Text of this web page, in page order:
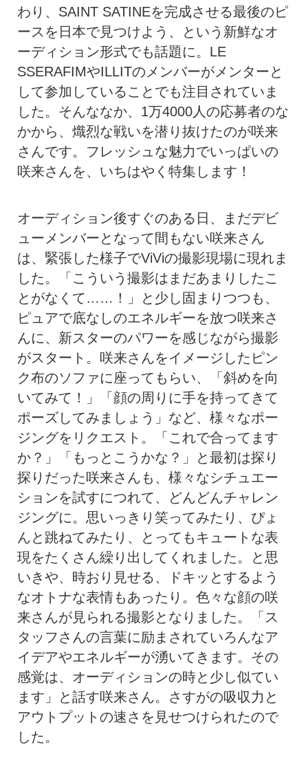
わり、SAINT SATINEを完成させる最後のピ
ースを日本で見つけよう、という新鮮なオ
ーディション形式でも話題に。LE
SSERAFIMやILLITのメンバーがメンターと
して参加していることでも注目されていま
した。そんななか、1万4000人の応募者のな
かから、熾烈な戦いを潜り抜けたのが咲来
さんです。フレッシュな魅力でいっぱいの
咲来さんを、いちはやく特集します！
オーディション後すぐのある日、まだデビ
ューメンバーとなって間もない咲来さん
は、緊張した様子でViViの撮影現場に現れま
した。「こういう撮影はまだあまりしたこ
とがなくて……！」と少し固まりつつも、
ピュアで底なしのエネルギーを放つ咲来さ
んに、新スターのパワーを感じながら撮影
がスタート。咲来さんをイメージしたピン
ク布のソファに座ってもらい、「斜めを向
いてみて！」「顔の周りに手を持ってきて
ポーズしてみましょう」など、様々なポー
ジングをリクエスト。「これで合ってます
か？」「もっとこうかな？」と最初は探り
探りだった咲来さんも、様々なシチュエー
ションを試すにつれて、どんどんチャレン
ジングに。思いっきり笑ってみたり、ぴょ
んと跳ねてみたり、とってもキュートな表
現をたくさん繰り出してくれました。と思
いきや、時おり見せる、ドキッとするよう
なオトナな表情もあったり。色々な顔の咲
来さんが見られる撮影となりました。「ス
タッフさんの言葉に励まされていろんなア
イデアやエネルギーが湧いてきます。その
感覚は、オーディションの時と少し似てい
ます」と話す咲来さん。さすがの吸収力と
アウトプットの速さを見せつけられたので
した。